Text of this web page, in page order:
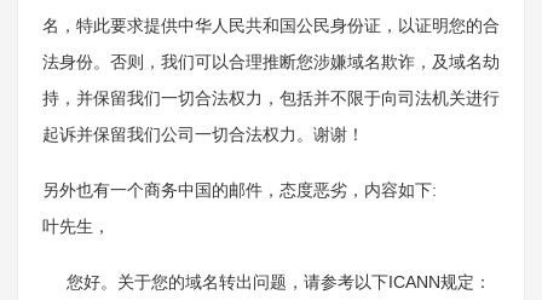
名，特此要求提供中华人民共和国公民身份证，以证明您的合
法身份。否则，我们可以合理推断您涉嫌域名欺诈，及域名劫
持，并保留我们一切合法权力，包括并不限于向司法机关进行
起诉并保留我们公司一切合法权力。谢谢！
另外也有一个商务中国的邮件，态度恶劣，内容如下:
叶先生，
您好。关于您的域名转出问题，请参考以下ICANN规定：